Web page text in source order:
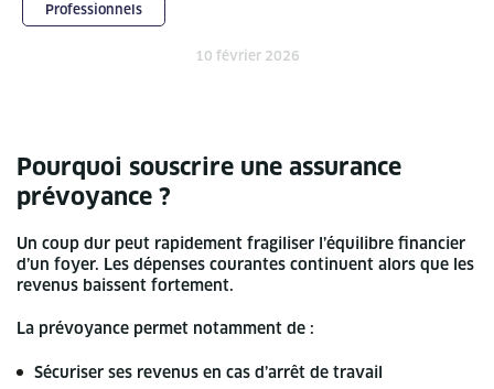
Professionnels
10 février 2026
Pourquoi souscrire une assurance
prévoyance ?
Un coup dur peut rapidement fragiliser l’équilibre financier
d’un foyer. Les dépenses courantes continuent alors que les
revenus baissent fortement.
La prévoyance permet notamment de :
Sécuriser ses revenus en cas d’arrêt de travail